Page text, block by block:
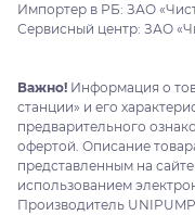
Импортер в РБ: ЗАО
Сервисный центр: ЗАО
Важно! Информация о
станции» и его
предварительного
офертой. Описание
представленным на
использованием
Производитель